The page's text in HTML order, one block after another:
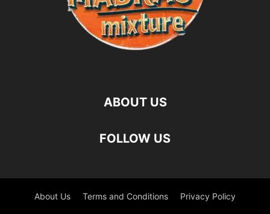
ABOUT US
FOLLOW US
About Us Terms and Conditions Privacy Policy